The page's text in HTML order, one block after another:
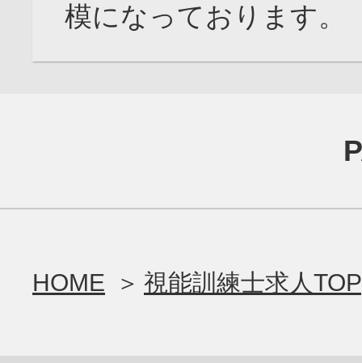
模になっております。
HOME 視能訓練士求人TOP